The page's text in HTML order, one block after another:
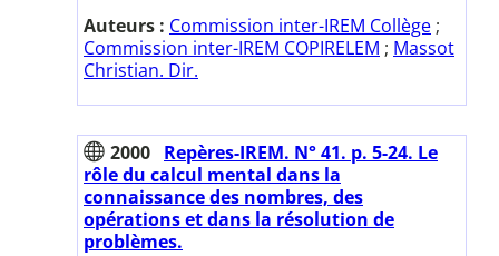
Auteurs : Commission inter-IREM Collège ;
Commission inter-IREM COPIRELEM ; Massot
Christian. Dir.
2000 Repères-IREM. N° 41. p. 5-24. Le
rôle du calcul mental dans la
connaissance des nombres, des
opérations et dans la résolution de
problèmes.